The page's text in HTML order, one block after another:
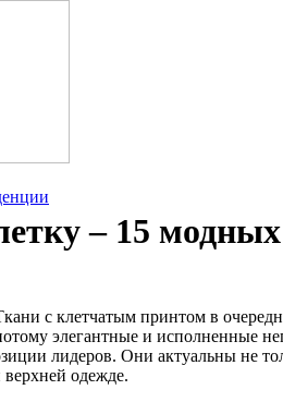
– 15
с клетчатым принтом в
элегантные и исполненные
лидеров. Они актуальны не
верхней одежде.